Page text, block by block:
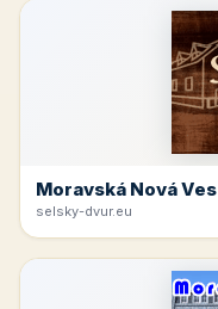
Moravská Nová Ves
selsky-dvur.eu